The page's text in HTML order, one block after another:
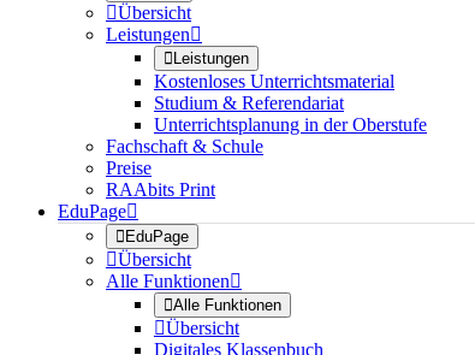
Übersicht
Leistungen
Leistungen
Kostenloses Unterrichtsmaterial
Studium & Referendariat
Unterrichtsplanung in der Oberstufe
Fachschaft & Schule
Preise
RAAbits Print
EduPage
EduPage
Übersicht
Alle Funktionen
Alle Funktionen
Übersicht
Digitales Klassenbuch